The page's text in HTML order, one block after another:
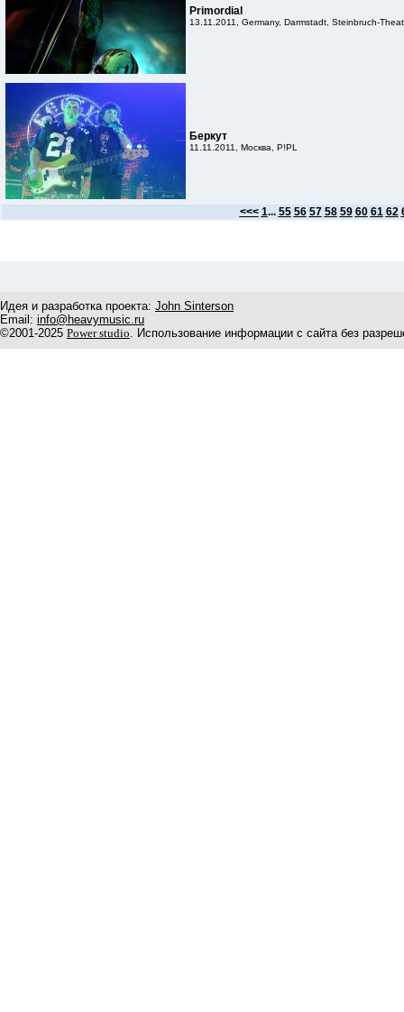
Primordial
13.11.2011, Germany, Darmstadt, Steinbruch-
Беркут
11.11.2011, Москва, P!PL
<<< 1... 55 56 57 58 59 60 61 62
Идея и разработка проекта: John Sinterson
Email: info@heavymusic.ru
©2001-2025 Power studio. Использование информации с сайта без